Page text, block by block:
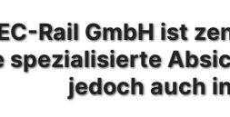
Rail GmbH ist
spezialisierte
jedoch auch